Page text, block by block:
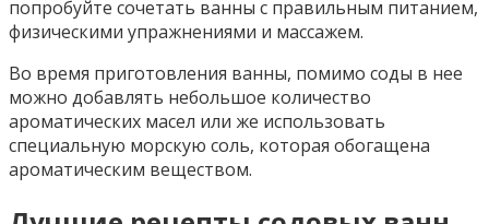
попробуйте сочетать ванны с правильным питанием,
физическими упражнениями и массажем.
Во время приготовления ванны, помимо соды в нее
можно добавлять небольшое количество
ароматических масел или же использовать
специальную морскую соль, которая обогащена
ароматическим веществом.